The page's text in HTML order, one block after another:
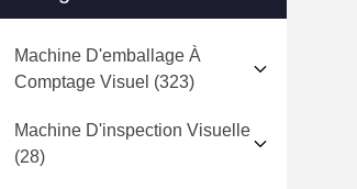
Machine D'emballage À
Comptage Visuel (323)
Machine D'inspection Visuelle
(28)